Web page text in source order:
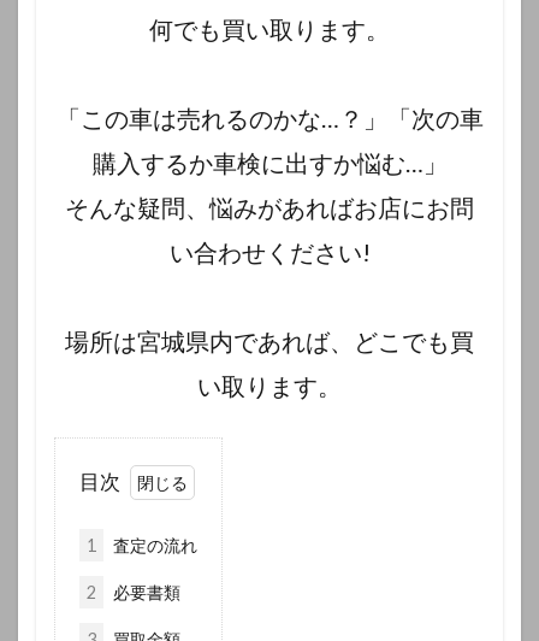
何でも買い取ります。
「この車は売れるのかな…？」「次の車
購入するか車検に出すか悩む…」
そんな疑問、悩みがあればお店にお問
い合わせください!
場所は宮城県内であれば、どこでも買
い取ります。
目次
1 査定の流れ
2 必要書類